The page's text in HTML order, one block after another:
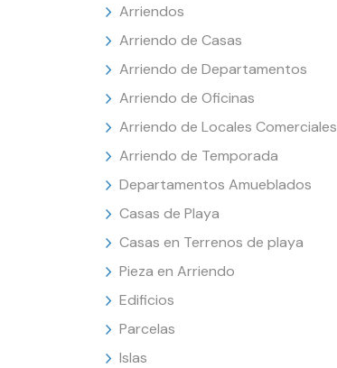
Arriendos
Arriendo de Casas
Arriendo de Departamentos
Arriendo de Oficinas
Arriendo de Locales Comerciales
Arriendo de Temporada
Departamentos Amueblados
Casas de Playa
Casas en Terrenos de playa
Pieza en Arriendo
Edificios
Parcelas
Islas